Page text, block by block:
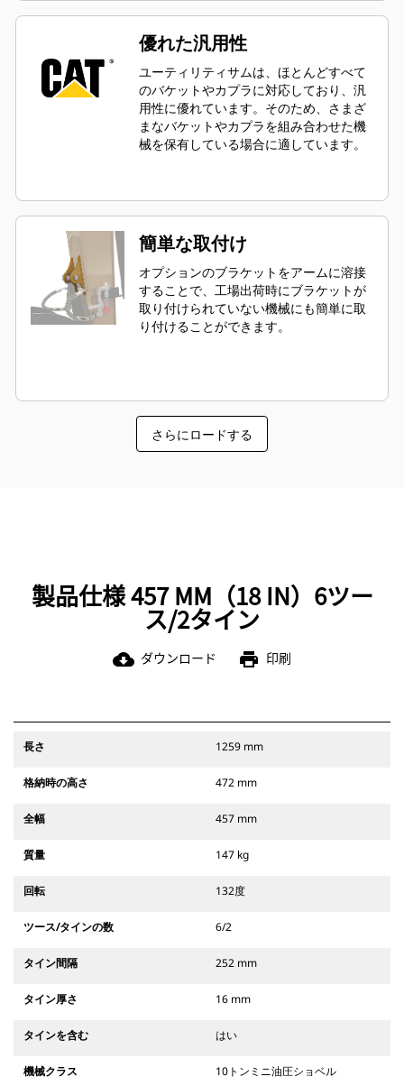
優れた汎用性
ユーティリティサムは、ほとんどすべて
のバケットやカプラに対応しており、汎
用性に優れています。そのため、さまざ
まなバケットやカプラを組み合わせた機
械を保有している場合に適しています。
簡単な取付け
オプションのブラケットをアームに溶接
することで、工場出荷時にブラケットが
取り付けられていない機械にも簡単に取
り付けることができます。
さらにロードする
製品仕様 457 MM（18 IN）6ツー
ス/2タイン
cloud_download ダウンロード print 印刷
長さ 1259 mm
格納時の高さ 472 mm
全幅 457 mm
質量 147 kg
回転 132度
ツース/タインの数 6/2
タイン間隔 252 mm
タイン厚さ 16 mm
タインを含む はい
機械クラス 10トンミニ油圧ショベル